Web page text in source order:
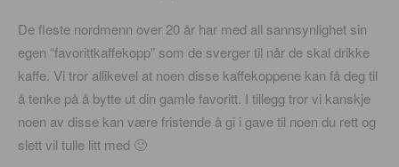
De fleste nordmenn over 20 år har med all sannsynlighet sin
egen “favorittkaffekopp” som de sverger til når de skal drikke
kaffe. Vi tror allikevel at noen disse kaffekoppene kan få deg til
å tenke på å bytte ut din gamle favoritt. I tillegg tror vi kanskje
noen av disse kan være fristende å gi i gave til noen du rett og
slett vil tulle litt med 🙂